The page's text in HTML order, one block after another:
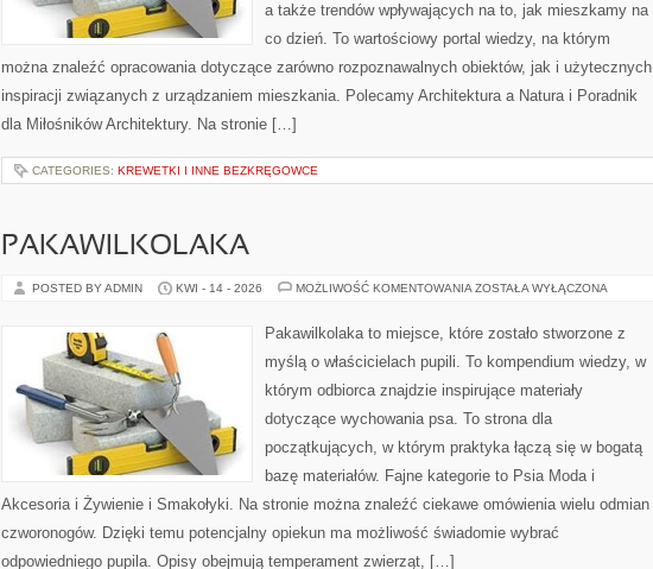
a także trendów wpływających na to, jak mieszkamy na
co dzień. To wartościowy portal wiedzy, na którym
można znaleźć opracowania dotyczące zarówno rozpoznawalnych obiektów, jak i użytecznych
inspiracji związanych z urządzaniem mieszkania. Polecamy Architektura a Natura i Poradnik
dla Miłośników Architektury. Na stronie […]
CATEGORIES: KREWETKI I INNE BEZKRĘGOWCE
PAKAWILKOLAKA
POSTED BY ADMIN KWI - 14 - 2026 MOŻLIWOŚĆ KOMENTOWANIA PAKAWILKOLAKA
ZOSTAŁA WYŁĄCZONA
Pakawilkolaka to miejsce, które zostało stworzone z
myślą o właścicielach pupili. To kompendium wiedzy, w
którym odbiorca znajdzie inspirujące materiały
dotyczące wychowania psa. To strona dla
początkujących, w którym praktyka łączą się w bogatą
bazę materiałów. Fajne kategorie to Psia Moda i
Akcesoria i Żywienie i Smakołyki. Na stronie można znaleźć ciekawe omówienia wielu odmian
czworonogów. Dzięki temu potencjalny opiekun ma możliwość świadomie wybrać
odpowiedniego pupila. Opisy obejmują temperament zwierząt, […]